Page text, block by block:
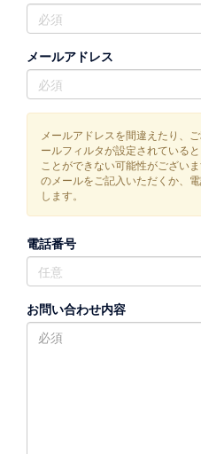
メールアドレス
メールアドレスを間違えたり、
ールフィルタが設定されている
ことができない可能性がござい
のメールをご記入いただくか、
します。
電話番号
お問い合わせ内容